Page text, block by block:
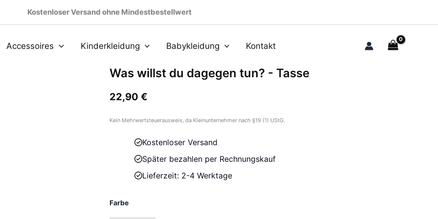
Kostenloser Versand ohne Mindestbestellwert
Accessoires Kinderkleidung Babykleidung Kontakt
Was willst du dagegen tun? - Tasse
22,90 €
Kein Mehrwertsteuerausweis, da Kleinunternehmer nach §19 (1) UStG.
Kostenloser Versand
Später bezahlen per Rechnungskauf
Lieferzeit: 2-4 Werktage
Farbe